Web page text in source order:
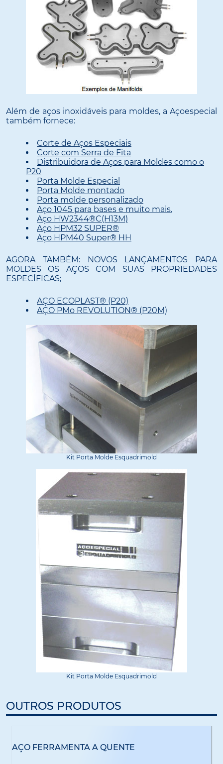
Além de aços inoxidáveis para moldes, a Açoespecial
também fornece:
Corte de Aços Especiais
Corte com Serra de Fita
Distribuidora de Aços para Moldes como o
P20
Porta Molde Especial
Porta Molde montado
Porta molde personalizado
Aço 1045 para bases e muito mais.
Aço HW2344®C(H13M)
Aço HPM32 SUPER®
Aço HPM40 Super® HH
AGORA TAMBÉM: NOVOS LANÇAMENTOS PARA
MOLDES OS AÇOS COM SUAS PROPRIEDADES
ESPECÍFICAS;
AÇO ECOPLAST® (P20)
AÇO PMo REVOLUTION® (P20M)
Kit Porta Molde Esquadrimold
Kit Porta Molde Esquadrimold
OUTROS PRODUTOS
AÇO FERRAMENTA A QUENTE